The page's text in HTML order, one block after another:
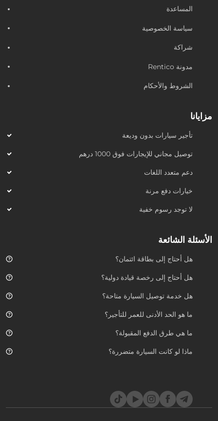
المساعدة
سياسة الخصوصية
شراكة
مدونة Rentico
الشروط والأحكام
مزايانا
تأجير سيارات بدون وديعة
توصيل مجاني للإيجارات فوق 1000 درهم
دعم متعدد اللغات
خيارات دفع مرنة
لا توجد رسوم خفية
الأسئلة الشائعة
هل أحتاج إلى بطاقة ائتمان؟
هل أحتاج إلى رخصة قيادة دولية؟
هل خدمة توصيل السيارة متاحة؟
ما هو الحد الأدنى للعمر للتأجير؟
ما هي طرق الدفع المقبولة؟
ماذا لو كانت السيارة متضررة؟
Telegram
Facebook
Instagram
YouTube
TikTok